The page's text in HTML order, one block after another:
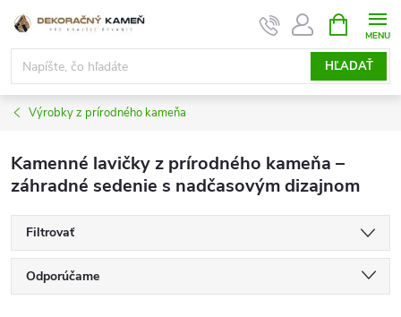
Prejsť
obsah
HĽADAŤ
KOŠÍK
Výrobky z prírodného kameňa
Kamenné lavičky z prírodného kameňa –
záhradné sedenie s nadčasovým dizajnom
Filtrovať
Odporúčame